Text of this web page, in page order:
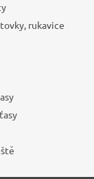
rukavice